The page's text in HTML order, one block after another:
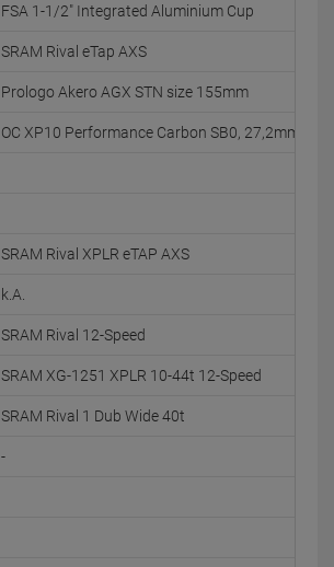
FSA 1-1/2" Integrated Aluminium Cup
SRAM Rival eTap AXS
Prologo Akero AGX STN size 155mm
OC XP10 Performance Carbon SB0, 27,2mm,
SRAM Rival XPLR eTAP AXS
k.A.
SRAM Rival 12-Speed
SRAM XG-1251 XPLR 10-44t 12-Speed
SRAM Rival 1 Dub Wide 40t
-